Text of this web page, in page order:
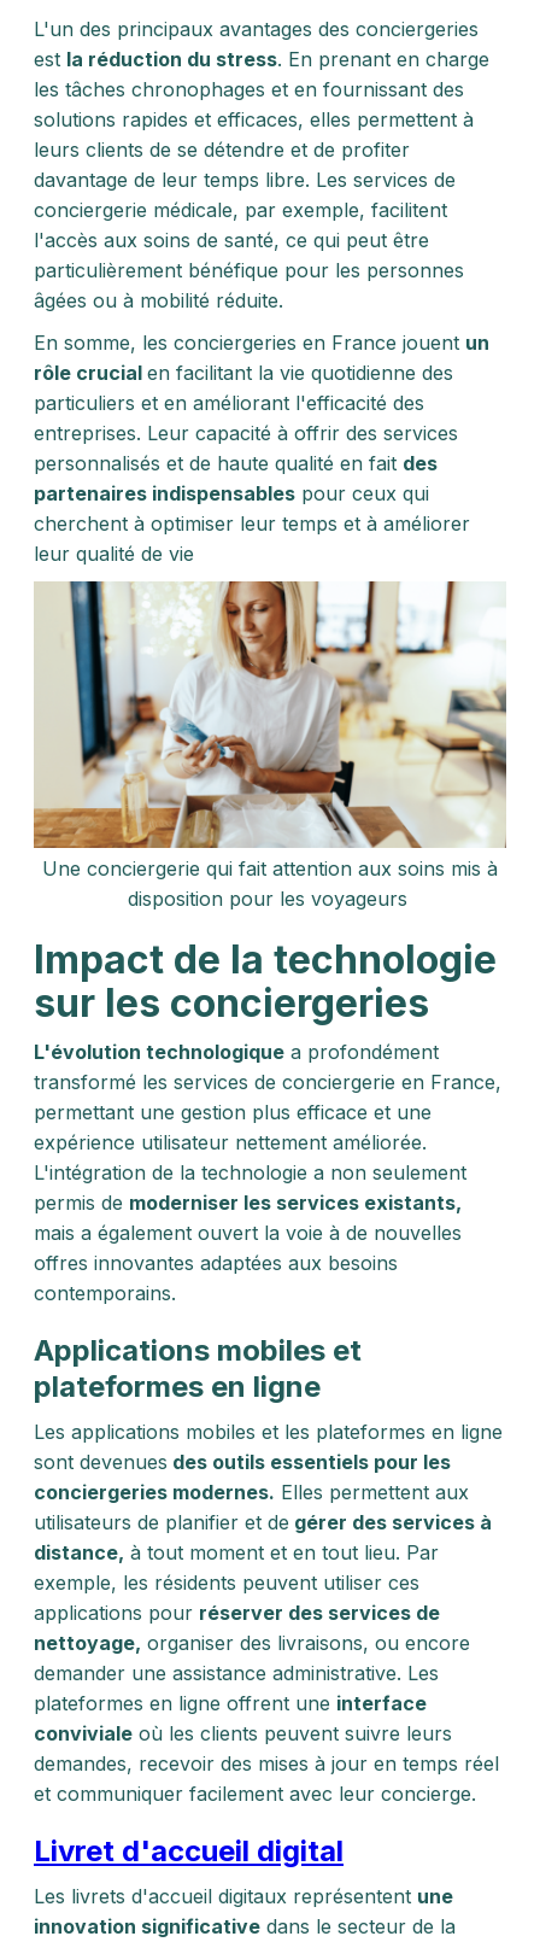
L'un des principaux avantages des conciergeries
est la réduction du stress. En prenant en charge
les tâches chronophages et en fournissant des
solutions rapides et efficaces, elles permettent à
leurs clients de se détendre et de profiter
davantage de leur temps libre. Les services de
conciergerie médicale, par exemple, facilitent
l'accès aux soins de santé, ce qui peut être
particulièrement bénéfique pour les personnes
âgées ou à mobilité réduite.
En somme, les conciergeries en France jouent un
rôle crucial en facilitant la vie quotidienne des
particuliers et en améliorant l'efficacité des
entreprises. Leur capacité à offrir des services
personnalisés et de haute qualité en fait des
partenaires indispensables pour ceux qui
cherchent à optimiser leur temps et à améliorer
leur qualité de vie
Une conciergerie qui fait attention aux soins mis à
disposition pour les voyageurs
Impact de la technologie
sur les conciergeries
L'évolution technologique a profondément
transformé les services de conciergerie en France,
permettant une gestion plus efficace et une
expérience utilisateur nettement améliorée.
L'intégration de la technologie a non seulement
permis de moderniser les services existants,
mais a également ouvert la voie à de nouvelles
offres innovantes adaptées aux besoins
contemporains.
Applications mobiles et
plateformes en ligne
Les applications mobiles et les plateformes en ligne
sont devenues des outils essentiels pour les
conciergeries modernes. Elles permettent aux
utilisateurs de planifier et de gérer des services à
distance, à tout moment et en tout lieu. Par
exemple, les résidents peuvent utiliser ces
applications pour réserver des services de
nettoyage, organiser des livraisons, ou encore
demander une assistance administrative. Les
plateformes en ligne offrent une interface
conviviale où les clients peuvent suivre leurs
demandes, recevoir des mises à jour en temps réel
et communiquer facilement avec leur concierge.
Livret d'accueil digital
Les livrets d'accueil digitaux représentent une
innovation significative dans le secteur de la